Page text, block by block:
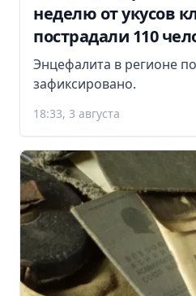
неделю от укусов
пострадали 110
Энцефалита в регионе
зафиксировано.
18:33, 3 августа